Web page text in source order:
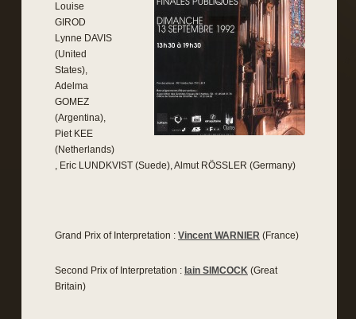
Louise
GIROD
Lynne DAVIS
(United
States),
Adelma
GOMEZ
(Argentina),
Piet KEE
(Netherlands)
, Eric LUNDKVIST (Suede), Almut RÖSSLER (Germany)
Grand Prix of Interpretation : Vincent WARNIER (France)
Second Prix of Interpretation : Iain SIMCOCK (Great
Britain)